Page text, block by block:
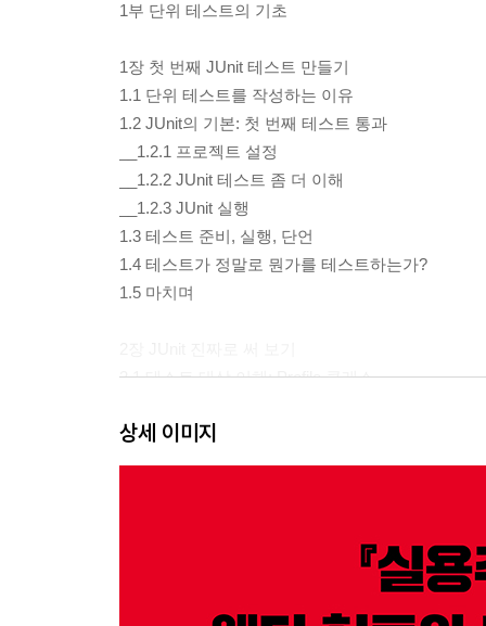
1부 단위 테스트의 기초
1장 첫 번째 JUnit 테스트 만들기
1.1 단위 테스트를 작성하는 이유
1.2 JUnit의 기본: 첫 번째 테스트 통과
__1.2.1 프로젝트 설정
__1.2.2 JUnit 테스트 좀 더 이해
__1.2.3 JUnit 실행
1.3 테스트 준비, 실행, 단언
1.4 테스트가 정말로 뭔가를 테스트하는가?
1.5 마치며
2.1 테스트 대상 이해: Profile 클래스
2.3 단일 경로 커버
2.4 두 번째 테스트 만들기
상세 이미지